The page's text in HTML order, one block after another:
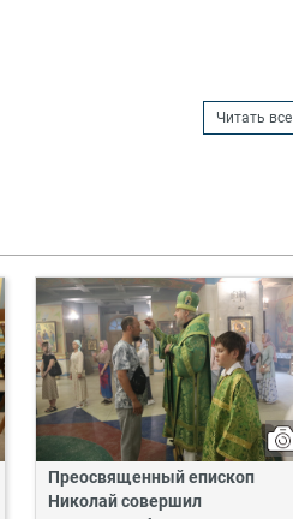
Читать все
Преосвященный епископ
Николай совершил